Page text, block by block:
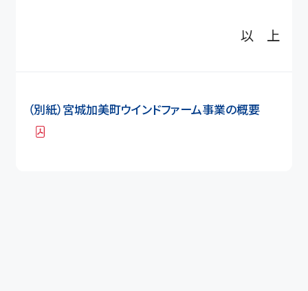
以 上
（別紙）宮城加美町ウインドファーム事業の概要